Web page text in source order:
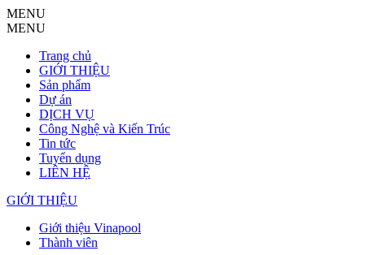
MENU
MENU
Trang chủ
GIỚI THIỆU
Sản phẩm
Dự án
DỊCH VỤ
Công Nghệ và Kiến Trúc
Tin tức
Tuyển dụng
LIÊN HỆ
GIỚI THIỆU
Giới thiệu Vinapool
Thành viên